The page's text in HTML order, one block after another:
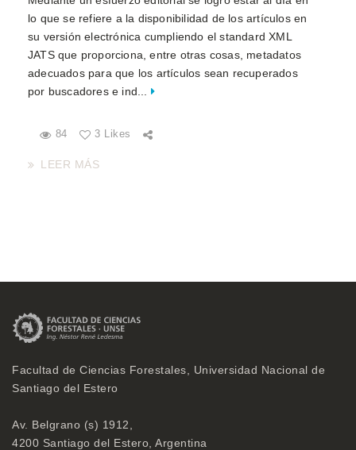
lo que se refiere a la disponibilidad de los artículos en
su versión electrónica cumpliendo el standard XML
JATS que proporciona, entre otras cosas, metadatos
adecuados para que los artículos sean recuperados
por buscadores e ind...
84 3 Likes
LEER MÁS
Facultad de Ciencias Forestales, Universidad Nacional de
Santiago del Estero
Av. Belgrano (s) 1912,
4200 Santiago del Estero, Argentina